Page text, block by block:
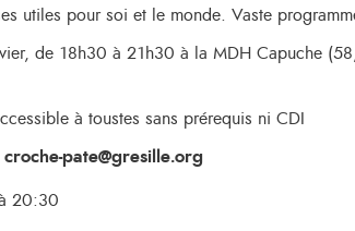
utiles pour soi et le monde. Vaste
de 18h30 à 21h30 à la MDH Capuche
à toustes sans prérequis ni CDI
pate@gresille.org
20:30